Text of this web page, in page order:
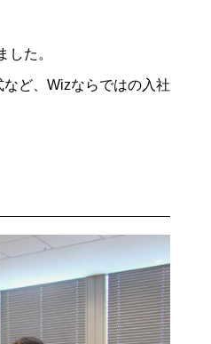
た。
ど、Wizならではの入社